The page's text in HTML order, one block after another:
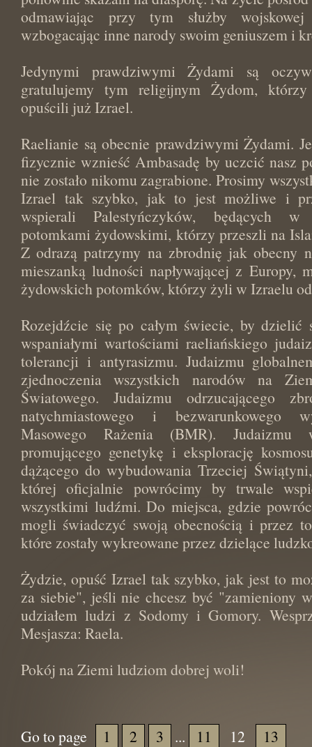
odmawiając przy tym służby
wzbogacając inne narody swoim geniuszem i
Jedynymi prawdziwymi Żydami są
gratulujemy tym religijnym Żydom,
opuścili już Izrael.
Raelianie są obecnie prawdziwymi Żydami.
fizycznie wznieść Ambasadę by uczcić nasz
nie zostało nikomu zagrabione. Prosimy
Izrael tak szybko, jak to jest możliwe i
wspierali Palestyńczyków, będących
potomkami żydowskimi, którzy przeszli na
Z odrazą patrzymy na zbrodnię jak obecny
mieszanką ludności napływającej z Europy,
żydowskich potomków, którzy żyli w Izraelu
Rozejdźcie się po całym świecie, by
wspaniałymi wartościami raeliańskiego
tolerancji i antyrasizmu. Judaizmu
zjednoczenia wszystkich narodów na
Światowego. Judaizmu odrzucającego
natychmiastowego i bezwarunkowego
Masowego Rażenia (BMR). Judaizmu
promującego genetykę i eksplorację
dążącego do wybudowania Trzeciej
której oficjalnie powrócimy by trwale
wszystkimi ludźmi. Do miejsca, gdzie
mogli świadczyć swoją obecnością i przez
które zostały wykreowane przez dzielące
Żydzie, opuść Izrael tak szybko, jak jest to
za siebie", jeśli nie chcesz być "zamieniony
udziałem ludzi z Sodomy i Gomory.
Mesjasza: Raela.
Pokój na Ziemi ludziom dobrej woli!
Go to page 1 2 3 ... 11 12 13